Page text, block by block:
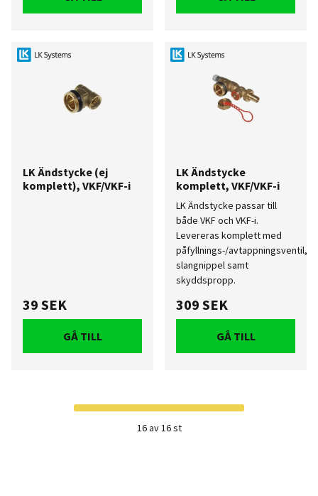
LK Ändstycke (ej
komplett), VKF/VKF-i
39 SEK
GÅ TILL
LK Ändstycke
komplett, VKF/VKF-i
LK Ändstycke passar till
både VKF och VKF-i.
Levereras komplett med
påfyllnings-/avtappningsventil,
slangnippel samt
skyddspropp.
309 SEK
GÅ TILL
16 av 16 st